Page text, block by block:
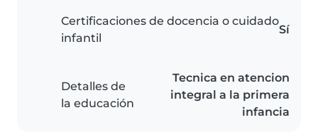
Certificaciones de docencia o cuidado
infantil
Sí
Detalles de
la educación
Tecnica en atencion
integral a la primera
infancia